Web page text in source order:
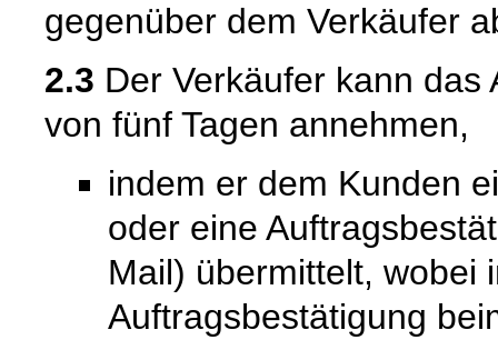
gegenüber dem Verkäufer
2.3 Der Verkäufer kann
von fünf Tagen annehmen,
indem er dem Kunden
oder eine
Mail) übermittelt, wobei
Auftragsbestätigung